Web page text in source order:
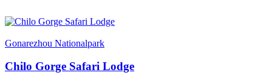
Gonarezhou Nationalpark
Chilo Gorge Safari Lodge